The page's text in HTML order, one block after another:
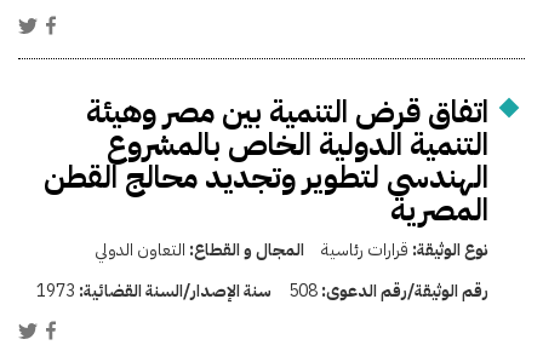
اتفاق قرض التنمية بين مصر وهيئة
التنمية الدولية الخاص بالمشروع
الهندسى لتطوير وتجديد محالج القطن
المصرية
نوع الوثيقة: قرارات رئاسية المجال و القطاع: التعاون الدولي
رقم الوثيقة/رقم الدعوى:508 سنة الإصدار/السنة القضائية: 1973